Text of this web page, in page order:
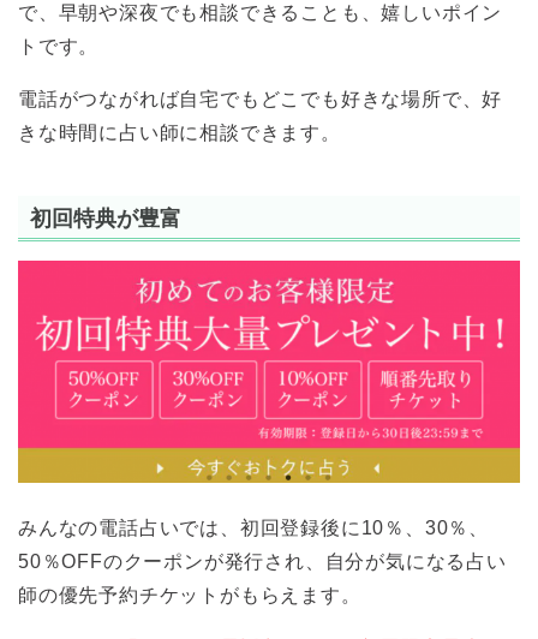
で、早朝や深夜でも相談できることも、嬉しいポイン
トです。
電話がつながれば自宅でもどこでも好きな場所で、好
きな時間に占い師に相談できます。
初回特典が豊富
みんなの電話占いでは、初回登録後に10％、30％、
50％OFFのクーポンが発行され、自分が気になる占い
師の優先予約チケットがもらえます。